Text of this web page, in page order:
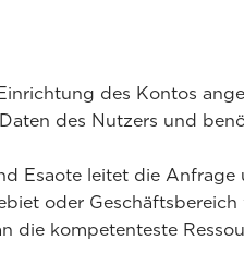
des Kontos
des Nutzers und
Esaote leitet die
oder Geschäftsbereich
kompetenteste